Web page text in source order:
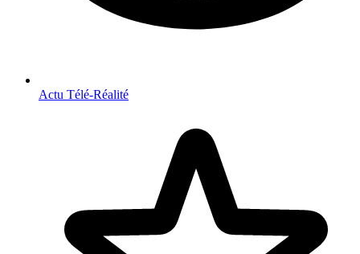
Actu Télé-Réalité